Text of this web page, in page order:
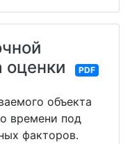
оценки
PDF
объекта
времени под
факторов.